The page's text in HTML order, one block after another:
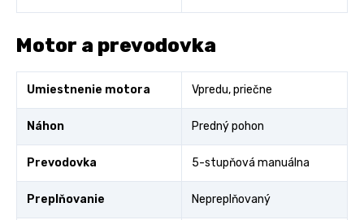
Motor a prevodovka
Umiestnenie motora Vpredu, priečne
Náhon Predný pohon
Prevodovka 5-stupňová manuálna
Preplňovanie Nepreplňovaný